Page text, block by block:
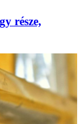
része,